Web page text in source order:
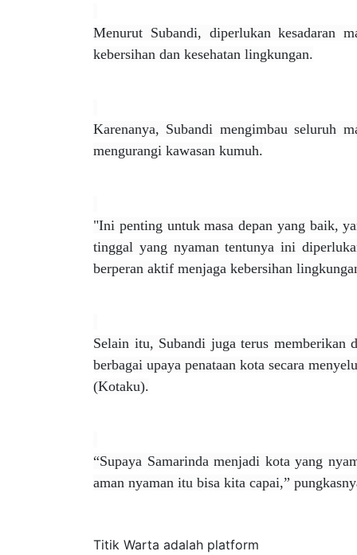
Menurut Subandi, diperlukan kesadaran
kebersihan dan kesehatan lingkungan.
Karenanya, Subandi mengimbau seluruh
mengurangi kawasan kumuh.
"Ini penting untuk masa depan yang baik,
tinggal yang nyaman tentunya ini
berperan aktif menjaga kebersihan
Selain itu, Subandi juga terus memberikan
berbagai upaya penataan kota secara
(Kotaku).
“Supaya Samarinda menjadi kota yang
aman nyaman itu bisa kita capai,”
Titik Warta adalah platform